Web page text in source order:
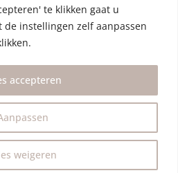
te klikken gaat u
de instellingen zelf aanpassen
weigeren
accepteren